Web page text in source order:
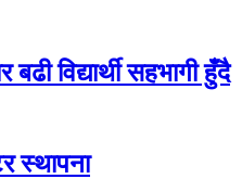
बढी विद्यार्थी सहभागी हुँदै
स्थापना